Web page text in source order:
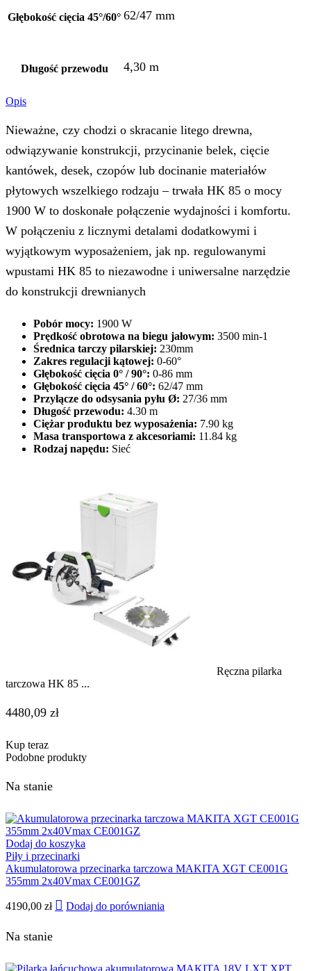
Głębokość cięcia 45°/60° 62/47 mm
Długość przewodu 4,30 m
Opis
Nieważne, czy chodzi o skracanie litego drewna,
odwiązywanie konstrukcji, przycinanie belek, cięcie
kantówek, desek, czopów lub docinanie materiałów
płytowych wszelkiego rodzaju – trwała HK 85 o mocy
1900 W to doskonałe połączenie wydajności i komfortu.
W połączeniu z licznymi detalami dodatkowymi i
wyjątkowym wyposażeniem, jak np. regulowanymi
wpustami HK 85 to niezawodne i uniwersalne narzędzie
do konstrukcji drewnianych
Pobór mocy: 1900 W
Prędkość obrotowa na biegu jałowym: 3500 min-1
Średnica tarczy pilarskiej: 230mm
Zakres regulacji kątowej: 0-60°
Głębokość cięcia 0° / 90°: 0-86 mm
Głębokość cięcia 45° / 60°: 62/47 mm
Przyłącze do odsysania pyłu Ø: 27/36 mm
Długość przewodu: 4.30 m
Ciężar produktu bez wyposażenia: 7.90 kg
Masa transportowa z akcesoriami: 11.84 kg
Rodzaj napędu: Sieć
Ręczna pilarka
tarczowa HK 85 ...
4480,09 zł
Kup teraz
Podobne produkty
Na stanie
Dodaj do koszyka
Piły i przecinarki
Akumulatorowa przecinarka tarczowa MAKITA XGT CE001G
355mm 2x40Vmax CE001GZ
4190,00 zł Dodaj do porówniania
Na stanie